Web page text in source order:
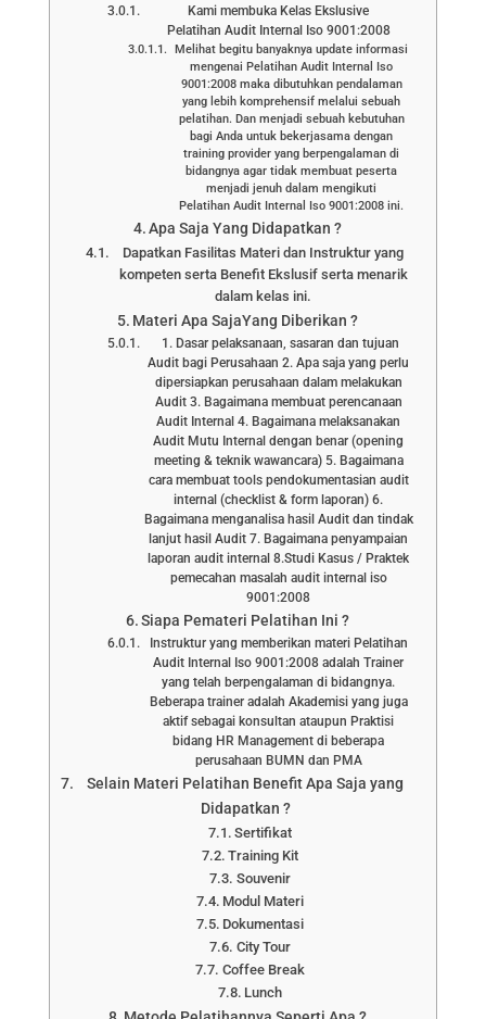
Kami membuka Kelas Ekslusive
Pelatihan Audit Internal Iso 9001:2008
Melihat begitu banyaknya update informasi
mengenai Pelatihan Audit Internal Iso
9001:2008 maka dibutuhkan pendalaman
yang lebih komprehensif melalui sebuah
pelatihan. Dan menjadi sebuah kebutuhan
bagi Anda untuk bekerjasama dengan
training provider yang berpengalaman di
bidangnya agar tidak membuat peserta
menjadi jenuh dalam mengikuti
Pelatihan Audit Internal Iso 9001:2008 ini.
Apa Saja Yang Didapatkan ?
Dapatkan Fasilitas Materi dan Instruktur yang
kompeten serta Benefit Ekslusif serta menarik
dalam kelas ini.
Materi Apa SajaYang Diberikan ?
1. Dasar pelaksanaan, sasaran dan tujuan
Audit bagi Perusahaan 2. Apa saja yang perlu
dipersiapkan perusahaan dalam melakukan
Audit 3. Bagaimana membuat perencanaan
Audit Internal 4. Bagaimana melaksanakan
Audit Mutu Internal dengan benar (opening
meeting & teknik wawancara) 5. Bagaimana
cara membuat tools pendokumentasian audit
internal (checklist & form laporan) 6.
Bagaimana menganalisa hasil Audit dan tindak
lanjut hasil Audit 7. Bagaimana penyampaian
laporan audit internal 8.Studi Kasus / Praktek
pemecahan masalah audit internal iso
9001:2008
Siapa Pemateri Pelatihan Ini ?
Instruktur yang memberikan materi Pelatihan
Audit Internal Iso 9001:2008 adalah Trainer
yang telah berpengalaman di bidangnya.
Beberapa trainer adalah Akademisi yang juga
aktif sebagai konsultan ataupun Praktisi
bidang HR Management di beberapa
perusahaan BUMN dan PMA
Selain Materi Pelatihan Benefit Apa Saja yang
Didapatkan ?
Sertifikat
Training Kit
Souvenir
Modul Materi
Dokumentasi
City Tour
Coffee Break
Lunch